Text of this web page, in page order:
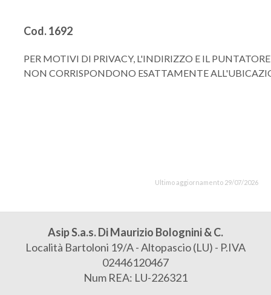
Cod. 1692
PER MOTIVI DI PRIVACY, L'INDIRIZZO E IL
NON CORRISPONDONO ESATTAMENTE
Ultimo aggiornamento 29/07/2026
Asip S.a.s. Di Maurizio Bolognini & C.
Località Bartoloni 19/A - Altopascio (LU) - P.IVA
02446120467
Num REA: LU-226321